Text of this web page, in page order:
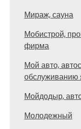
Мираж, сауна
Мобистрой,
фирма
Мой авто,
обслуживанию
Мойдодыр,
Молодежный